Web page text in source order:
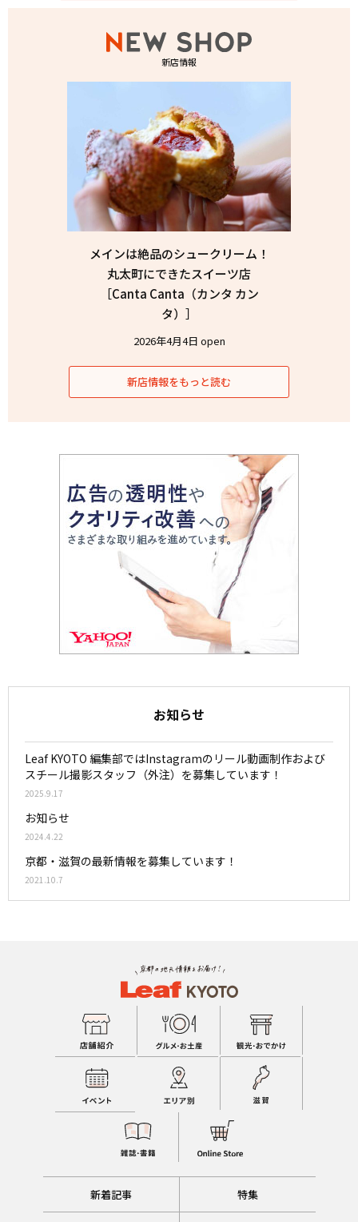
新店情報
メインは絶品のシュークリーム！
丸太町にできたスイーツ店
［Canta Canta（カンタ カン
タ）］
2026年4月4日 open
新店情報をもっと読む
お知らせ
Leaf KYOTO 編集部ではInstagramのリール動画制作および
スチール撮影スタッフ（外注）を募集しています！
2025.9.17
お知らせ
2024.4.22
京都・滋賀の最新情報を募集しています！
2021.10.7
新着記事 特集